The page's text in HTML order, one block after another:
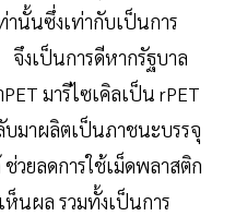
านั้นซึ่งเท่ากับเป็นการ
งเป็นการดีหากรัฐบาล
มารีไซเคิลเป็น rPET
มาผลิตเป็นภาชนะบรรจุ
วยลดการใช้เม็ดพลาสติก
นผล รวมทั้งเป็นการ